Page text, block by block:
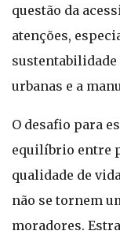
questão da
atenções,
urbanas e a
O desafio para
equilíbrio entre
qualidade de
não se tornem
moradores.